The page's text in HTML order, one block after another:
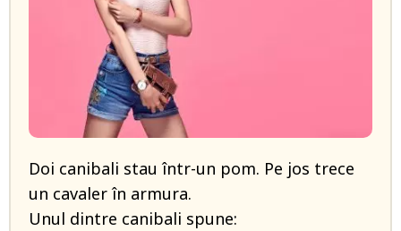
Doi canibali stau într-un pom. Pe jos trece
un cavaler în armura.
Unul dintre canibali spune: